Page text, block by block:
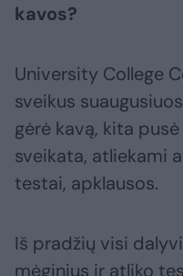
kavos?
University College
sveikus
gėrė kavą, kita
sveikata, atliekami
testai, apklausos.
Iš pradžių visi
mėginius ir atliko